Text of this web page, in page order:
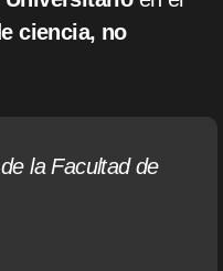
ciencia, no
la Facultad de